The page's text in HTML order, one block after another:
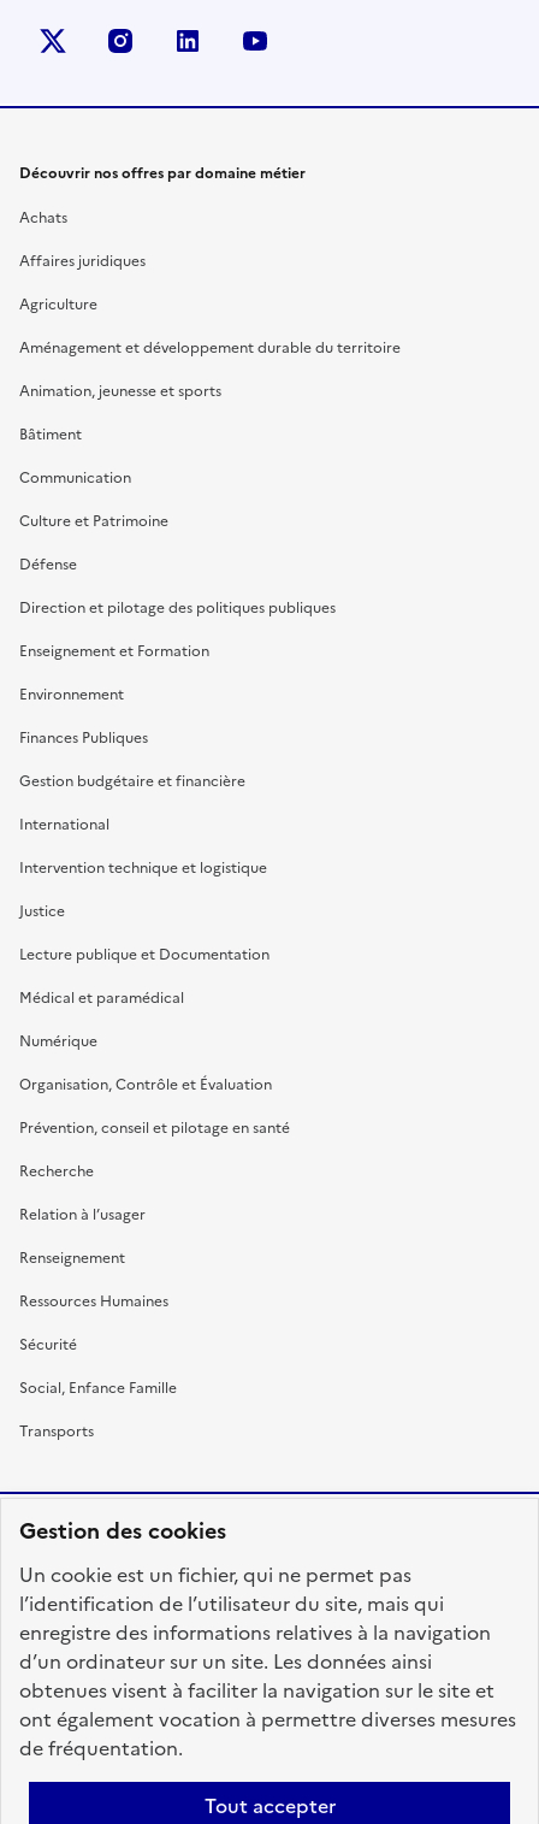
Gestion des cookies
Un cookie est un fichier, qui ne permet pas
l’identification de l’utilisateur du site, mais qui
enregistre des informations relatives à la navigation
d’un ordinateur sur un site. Les données ainsi
obtenues visent à faciliter la navigation sur le site et
ont également vocation à permettre diverses mesures
de fréquentation.
Tout accepter
X (anciennement Twitter)
instagramlinkedin
Découvrir nos offres par domaine métier
Achats
Affaires juridiques
Agriculture
Aménagement et développement durable du territoire
Animation, jeunesse et sports
Bâtiment
Communication
Culture et Patrimoine
Défense
Direction et pilotage des politiques publiques
Enseignement et Formation
Environnement
Finances Publiques
Gestion budgétaire et financière
International
Intervention technique et logistique
Justice
Lecture publique et Documentation
Médical et paramédical
Numérique
Organisation, Contrôle et Évaluation
Prévention, conseil et pilotage en santé
Recherche
Relation à l’usager
Renseignement
Ressources Humaines
Sécurité
Social, Enfance Famille
Transports
FRANÇAISE
fonction-publique.gouv.fr
legifrance.gouv.fr
gouvernement.fr